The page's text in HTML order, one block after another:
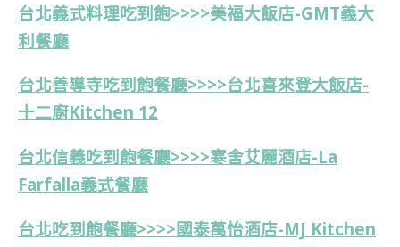
台北義式料理吃到飽>>>>美福大飯店-GMT義大
利餐廳
台北善導寺吃到飽餐廳>>>>台北喜來登大飯店-
十二廚Kitchen 12
台北信義吃到飽餐廳>>>>寒舍艾麗酒店-La
Farfalla義式餐廳
台北吃到飽餐廳>>>>國泰萬怡酒店-MJ Kitchen